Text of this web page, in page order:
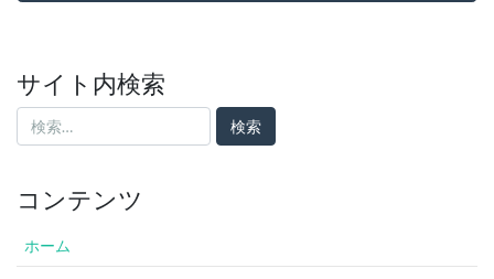
サイト内検索
索:
コンテンツ
ホーム